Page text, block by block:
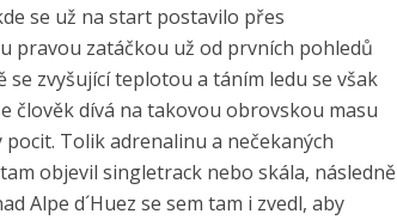
se už na start postavilo přes
pravou zatáčkou už od prvních pohledů
zvyšující teplotou a táním ledu se však
člověk dívá na takovou obrovskou masu
Tolik adrenalinu a nečekaných
objevil singletrack nebo skála, následně
Alpe d´Huez se sem tam i zvedl, aby